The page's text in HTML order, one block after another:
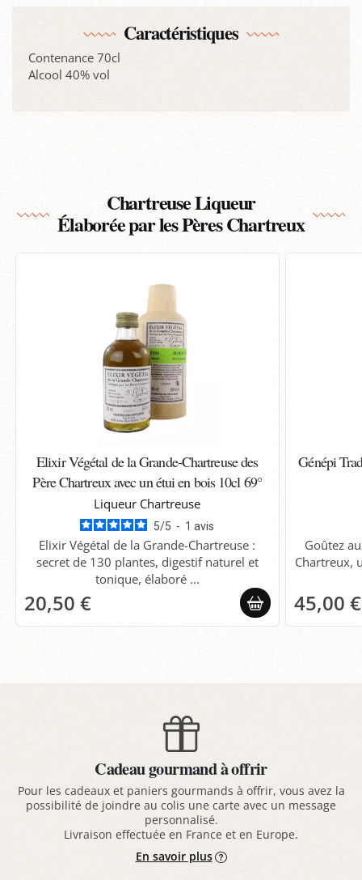
Caractéristiques
Contenance 70cl
Alcool 40% vol
Chartreuse Liqueur
Élaborée par les Pères Chartreux
Elixir Végétal de la Grande-Chartreuse des
Père Chartreux avec un étui en bois 10cl 69°
Liqueur Chartreuse
5/5 - 1avis
Elixir Végétal de la Grande-Chartreuse :
secret de 130 plantes, digestif naturel et
tonique, élaboré ...
20,50 €
Génépi
Goûtez
Chartreux,
45,00 €
Cadeau gourmand à offrir
Pour les cadeaux et paniers gourmands à offrir, vous avez la
possibilité de joindre au colis une carte avec un message
personnalisé.
Livraison effectuée en France et en Europe.
En savoir plus